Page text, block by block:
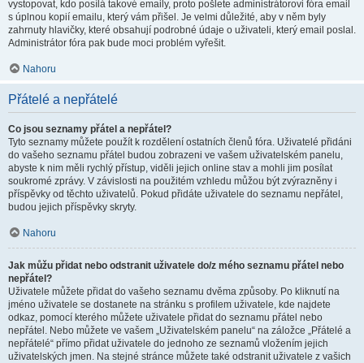
vystopovat, kdo posílá takové emaily, proto pošlete administrátorovi fóra email
s úplnou kopií emailu, který vám přišel. Je velmi důležité, aby v něm byly
zahrnuty hlavičky, které obsahují podrobné údaje o uživateli, který email poslal.
Administrátor fóra pak bude moci problém vyřešit.
Nahoru
Přátelé a nepřátelé
Co jsou seznamy přátel a nepřátel?
Tyto seznamy můžete použít k rozdělení ostatních členů fóra. Uživatelé přidáni
do vašeho seznamu přátel budou zobrazeni ve vašem uživatelském panelu,
abyste k nim měli rychlý přístup, viděli jejich online stav a mohli jim posílat
soukromé zprávy. V závislosti na použitém vzhledu můžou být zvýrazněny i
příspěvky od těchto uživatelů. Pokud přidáte uživatele do seznamu nepřátel,
budou jejich příspěvky skryty.
Nahoru
Jak můžu přidat nebo odstranit uživatele do/z mého seznamu přátel nebo
nepřátel?
Uživatele můžete přidat do vašeho seznamu dvěma způsoby. Po kliknutí na
jméno uživatele se dostanete na stránku s profilem uživatele, kde najdete
odkaz, pomocí kterého můžete uživatele přidat do seznamu přátel nebo
nepřátel. Nebo můžete ve vašem „Uživatelském panelu“ na záložce „Přátelé a
nepřátelé“ přímo přidat uživatele do jednoho ze seznamů vložením jejich
uživatelských jmen. Na stejné stránce můžete také odstranit uživatele z vašich